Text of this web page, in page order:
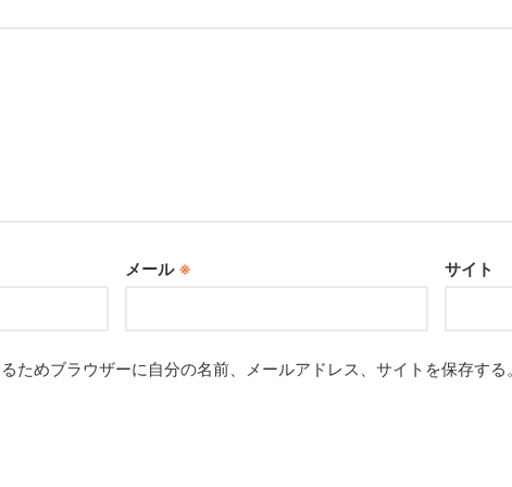
メール ※ サイト
ためブラウザーに自分の名前、メールアドレス、サイトを保存する